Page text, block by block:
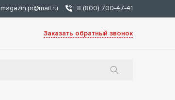
magazin.pr@mail.ru 8 (800) 700-47-41
Заказать обратный звонок